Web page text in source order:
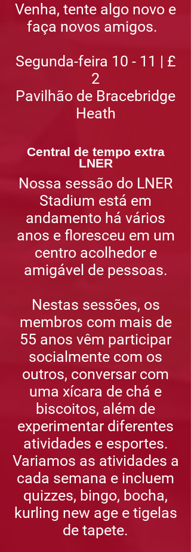
Venha, tente algo novo e
faça novos amigos.
Segunda-feira 10 - 11 | £
2
Pavilhão de Bracebridge
Heath
Central de tempo extra
LNER
Nossa sessão do LNER
Stadium está em
andamento há vários
anos e floresceu em um
centro acolhedor e
amigável de pessoas.
Nestas sessões, os
membros com mais de
55 anos vêm participar
socialmente com os
outros, conversar com
uma xícara de chá e
biscoitos, além de
experimentar diferentes
atividades e esportes.
Variamos as atividades a
cada semana e incluem
quizzes, bingo, bocha,
kurling new age e tigelas
de tapete.